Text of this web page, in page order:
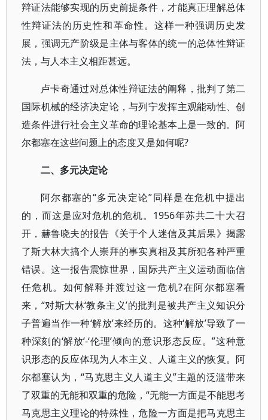
辩证法能够实现的历史前提条件，才能真正理解总体
性辩证法的历史性和革命性。这样一种强调历史发
展，强调无产阶级是主体与客体的统一的总体性辩证
法，与人本主义相距甚远。
卢卡奇通过对总体性辩证法的阐释，批判了第二
国际机械的经济决定论，与列宁发挥主观能动性、创
造条件进行社会主义革命的理论基本上是一致的。阿
尔都塞在这些问题上的态度又是如何呢?
二、多元决定论
阿尔都塞的“多元决定论”同样是在危机中提出
的，而这是应对危机的危机。1956年苏共二十大召
开，赫鲁晓夫的报告《关于个人迷信及其后果》揭露
了斯大林大搞个人崇拜的事实真相及其所犯各种严重
错误。这一报告震惊世界，国际共产主义运动面临信
任危机。如何解释并渡过这一危机?在阿尔都塞看
来，“对斯大林‘教条主义’的批判是被共产主义知识分
子普遍当作一种‘解放’来经历的。这种‘解放’导致了一
种深刻的‘解放’-‘伦理’倾向的意识形态反应。”这种意
识形态的反应体现为人本主义、人道主义的恢复。阿
尔都塞认为，“马克思主义人道主义”主题的泛滥带来
了双重的无能和双重的危险，“无能一方面是不能思考
马克思主义理论的特殊性，危险一方面是把马克思主